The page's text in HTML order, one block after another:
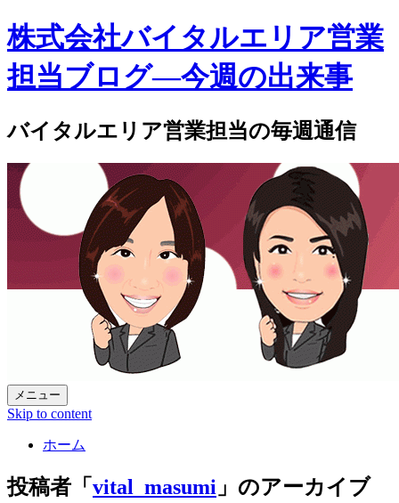
株式会社バイタルエリア営業
担当ブログ―今週の出来事
バイタルエリア営業担当の毎週通信
メニュー
Skip to content
ホーム
投稿者「 vital_masumi 」のアーカイブ